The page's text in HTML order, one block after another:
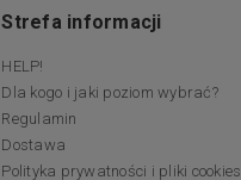
Strefa informacji
HELP!
Dla kogo i jaki poziom wybrać?
Regulamin
Dostawa
Polityka prywatności i pliki cookies